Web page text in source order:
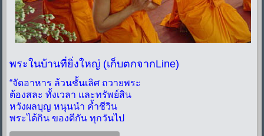
พระในบ้านที่ยิ่งใหญ่ (เก็บตกจากLine)
“จัดอาหาร ล้วนชั้นเลิศ ถวายพระ
ต้องสละ ทั้งเวลา และทรัพย์สิน
หวังผลบุญ หนุนนำ ค้ำชีวิน
พระได้กิน ของดีกัน ทุกวันไป